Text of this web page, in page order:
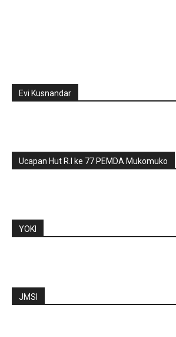
Evi Kusnandar
Ucapan Hut R.I ke 77 PEMDA Mukomuko
YOKI
JMSI